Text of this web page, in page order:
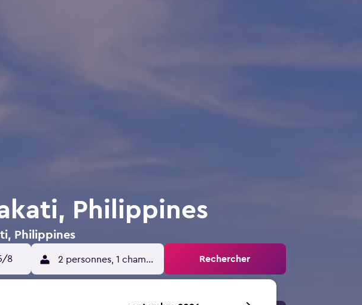
Philippines
Philippines
8 2 personnes, 1 chambre Rechercher